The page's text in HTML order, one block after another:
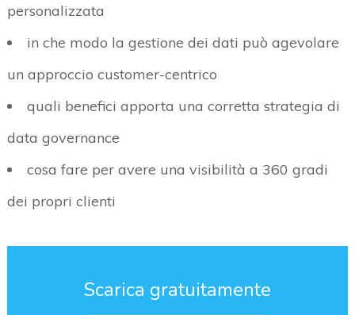
personalizzata
in che modo la gestione dei dati può agevolare
un approccio customer-centrico
quali benefici apporta una corretta strategia di
data governance
cosa fare per avere una visibilità a 360 gradi
dei propri clienti
Scarica gratuitamente